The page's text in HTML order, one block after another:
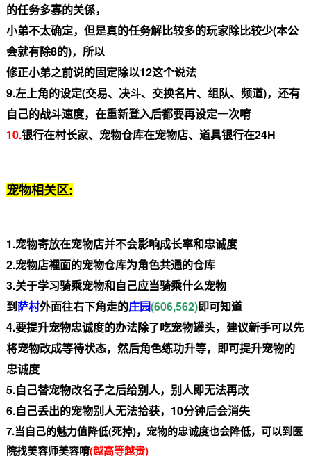
的任务多寡的关係，
小弟不太确定，但是真的任务解比较多的玩家除比较少(本公
会就有除8的)，所以
修正小弟之前说的固定除以12这个说法
9.左上角的设定(交易、决斗、交换名片、组队、频道)，还有
自己的战斗速度，在重新登入后都要再设定一次唷
10.银行在村长家、宠物仓库在宠物店、道具银行在24H
宠物相关区:
1.宠物寄放在宠物店并不会影响成长率和忠诚度
2.宠物店裡面的宠物仓库为角色共通的仓库
3.关于学习骑乘宠物和自己应当骑乘什么宠物
到萨村外面往右下角走的庄园(606,562)即可知道
4.要提升宠物忠诚度的办法除了吃宠物罐头，建议新手可以先
将宠物改成等待状态，然后角色练功升等，即可提升宠物的
忠诚度
5.自己替宠物改名子之后给别人，别人即无法再改
6.自己丢出的宠物别人无法拾获，10分钟后会消失
7.当自己的魅力值降低(死掉)，宠物的忠诚度也会降低，可以到医
院找美容师美容唷(越高等越贵)